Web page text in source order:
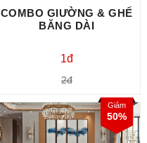
COMBO GIƯỜNG & GHẾ
BĂNG DÀI
1đ
2đ
Giảm
50%